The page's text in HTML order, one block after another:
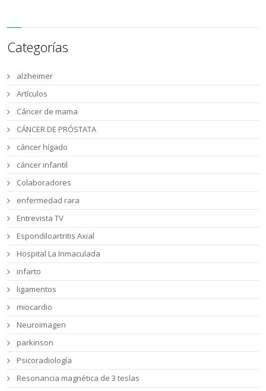
Categorías
alzheimer
Artículos
Cáncer de mama
CÁNCER DE PRÓSTATA
cáncer hígado
cáncer infantil
Colaboradores
enfermedad rara
Entrevista TV
Espondiloartritis Axial
Hospital La Inmaculada
infarto
ligamentos
miocardio
Neuroimagen
parkinson
Psicoradiología
Resonancia magnética de 3 teslas